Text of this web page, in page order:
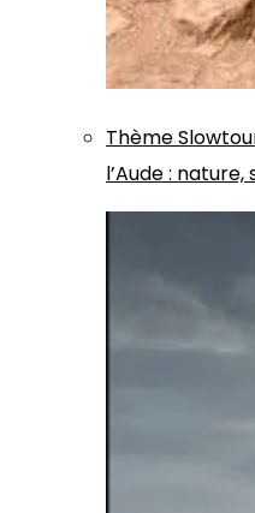
Thème
l’Aude :